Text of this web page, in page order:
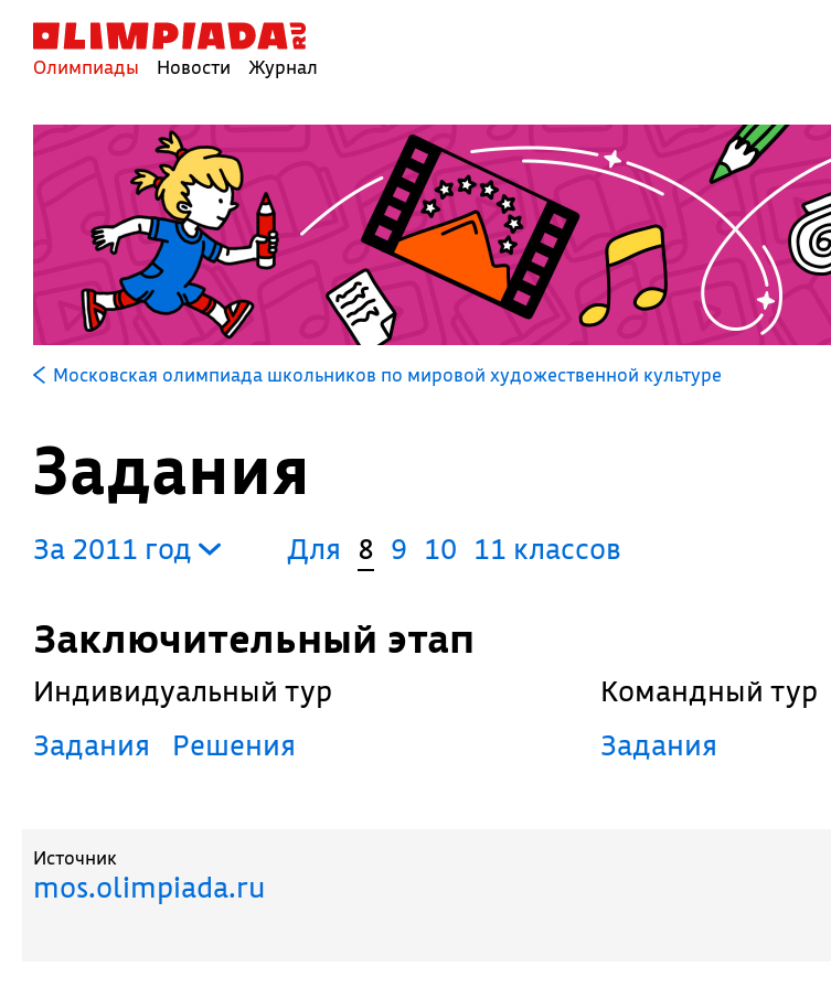
Олимпиады Новости Журнал
Московская олимпиада школьников по мировой художественной культуре
Задания
За 2011 год Для 8 9 10 11 классов
Заключительный этап
Индивидуальный тур
Задания
Решения
Командный тур
Задания
Источник
mos.olimpiada.ru